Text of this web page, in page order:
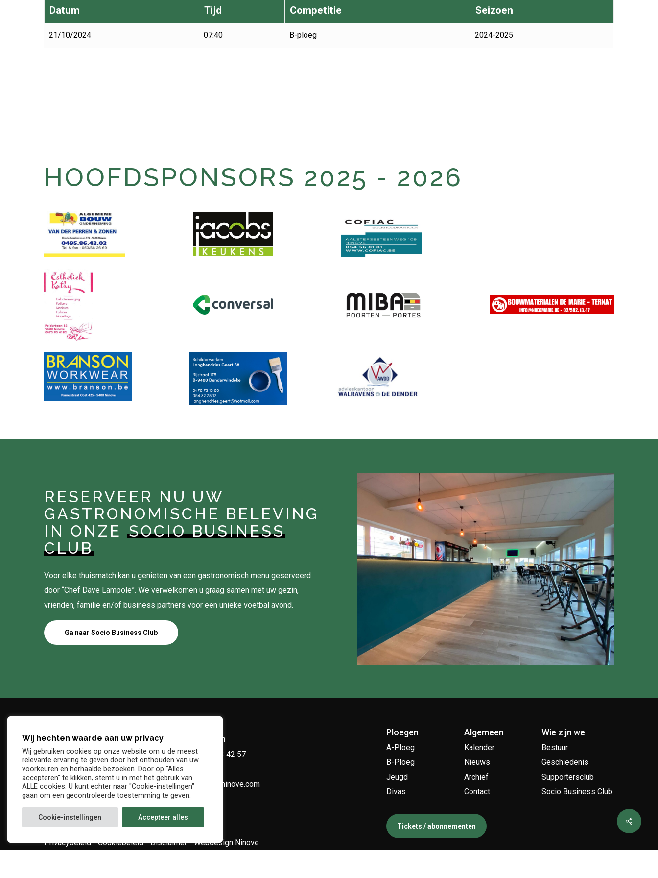
Datum Tijd Competitie Seizoen
21/10/2024 07:40 B-ploeg 2024-2025
HOOFDSPONSORS 2025 - 2026
RESERVEER NU UW
GASTRONOMISCHE BELEVING
IN ONZESOCIO BUSINESS
CLUB
Voor elke thuismatch kan u genieten van een gastronomisch menu geserveerd
door “Chef Dave Lampole”. We verwelkomen u graag samen met uw gezin,
vrienden, familie en/of business partners voor een unieke voetbal avond.
Ga naar Socio Business Club
Adres
Denderstraat, z/n
9402 Ninove
Telefoon
+32 54 33 42 57
info@kvkninove.com
Privacybeleid-Cookiebeleid-Disclaimer-Webdesign Ninove
Ploegen
A-Ploeg
B-Ploeg
Jeugd
Divas
Algemeen
Kalender
Nieuws
Archief
Contact
Wie zijn we
Bestuur
Geschiedenis
Supportersclub
Socio Business Club
Tickets / abonnementen
Wij hechten waarde aan uw privacy
Wij gebruiken cookies op onze website om u de meest
relevante ervaring te geven door het onthouden van uw
voorkeuren en herhaalde bezoeken. Door op "Alles
accepteren" te klikken, stemt u in met het gebruik van
ALLE cookies. U kunt echter naar "Cookie-instellingen"
gaan om een gecontroleerde toestemming te geven.
Cookie-instellingen Accepteer alles